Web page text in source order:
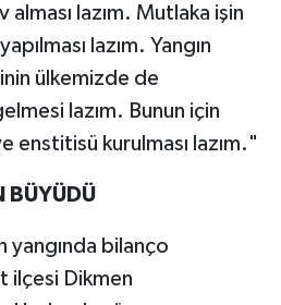
alması lazım. Mutlaka işin
lazım. Yangın
ülkemizde de
lazım. Bunun için
enstitisü kurulması lazım."
BÜYÜDÜ
yangında bilanço
ilçesi Dikmen